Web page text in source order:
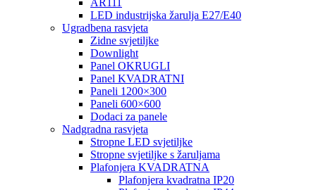
AR111
LED industrijska žarulja E27/E40
Ugradbena rasvjeta
Zidne svjetiljke
Downlight
Panel OKRUGLI
Panel KVADRATNI
Paneli 1200×300
Paneli 600×600
Dodaci za panele
Nadgradna rasvjeta
Stropne LED svjetiljke
Stropne svjetiljke s žaruljama
Plafonjera KVADRATNA
Plafonjera kvadratna IP20